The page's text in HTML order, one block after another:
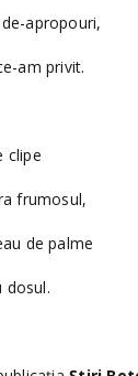
apropouri,
am privit.
clipe
frumosul,
de palme
dosul.